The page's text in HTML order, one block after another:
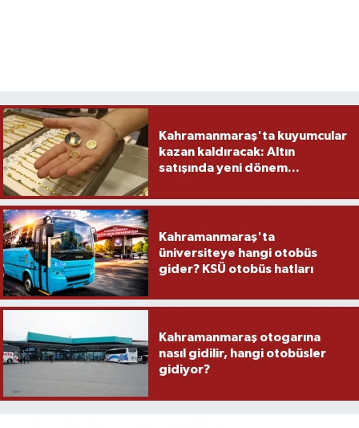
Kahramanmaraş'ta kuyumcular
kazan kaldıracak: Altın
satışında yeni dönem...
Kahramanmaraş'ta
üniversiteye hangi otobüs
gider? KSÜ otobüs hatları
Kahramanmaraş otogarına
nasıl gidilir, hangi otobüsler
gidiyor?